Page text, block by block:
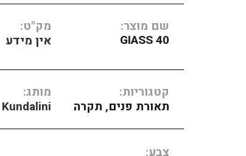
שם מוצר:
GIASS 40
מק"ט:
אין מידע
קטגוריות:
תאורת פנים, תקרה
מותג:
Kundalini
צבע